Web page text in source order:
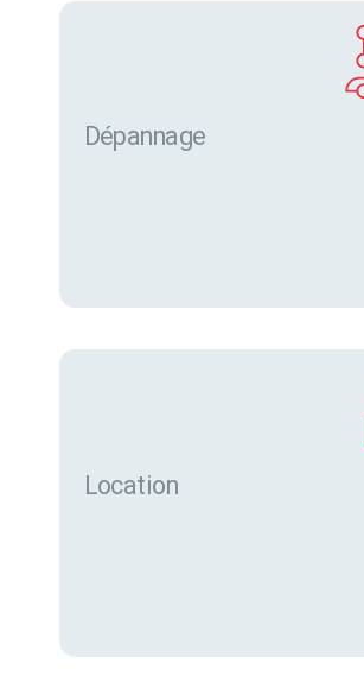
Dépannage
Location